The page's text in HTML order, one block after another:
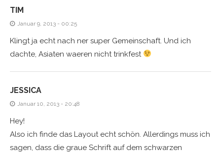
TIM
Januar 9, 2013 - 00:25
Klingt ja echt nach ner super Gemeinschaft. Und ich
dachte, Asiaten waeren nicht trinkfest
JESSICA
Januar 10, 2013 - 20:48
Hey!
Also ich finde das Layout echt schön. Allerdings muss ich
sagen, dass die graue Schrift auf dem schwarzen